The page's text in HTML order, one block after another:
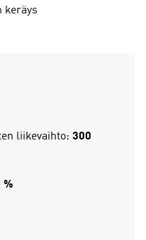
keräys
liikevaihto: 300
%